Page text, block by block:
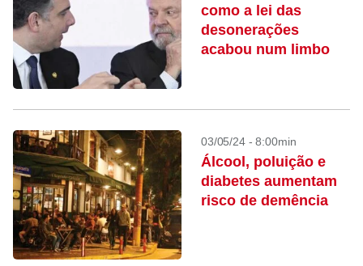
como a lei das
desonerações
acabou num limbo
03/05/24 - 8:00min
Álcool, poluição e
diabetes aumentam
risco de demência